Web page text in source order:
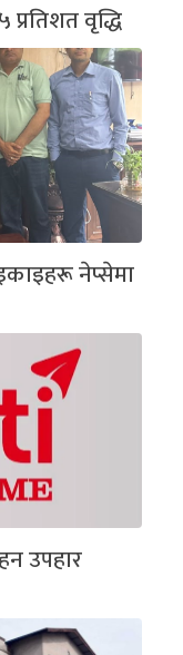
वृद्धि
नेप्सेमा
उपहार